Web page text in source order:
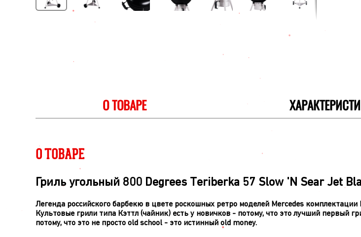
О ТОВАРЕ
О ТОВАРЕ
Гриль угольный 800 Degrees Teriberka 57 Slow 'N Sear Jet
Легенда российского барбекю в цвете роскошных ретро моделей Mercedes
Культовые грили типа Кэттл (чайник) есть у новичков - потому, что это лучший первый
потому, что это не просто old school - это истинный old money.